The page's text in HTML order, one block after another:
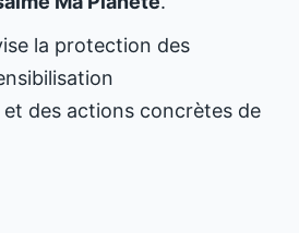
la protection des
des actions concrètes de